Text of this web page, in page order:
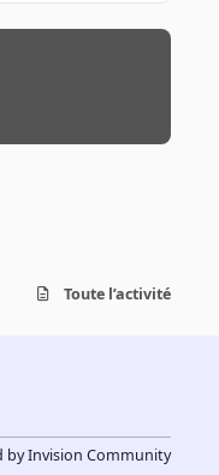
Toute l’activité
byInvision Community